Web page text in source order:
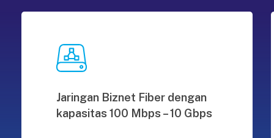
Jaringan Biznet Fiber dengan
kapasitas 100 Mbps – 10 Gbps